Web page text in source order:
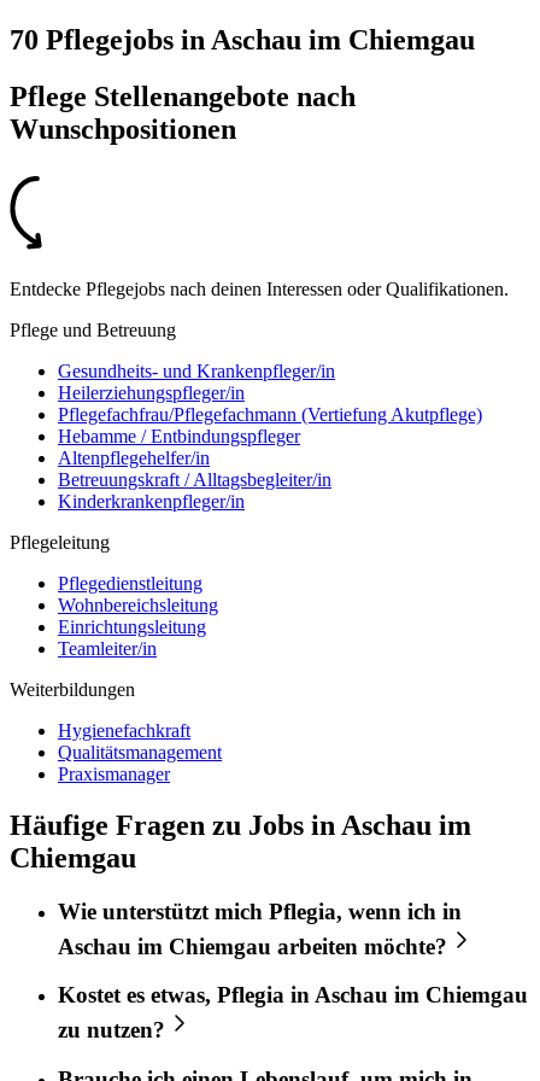
70 Pflegejobs in Aschau im Chiemgau
Pflege Stellenangebote nach
Wunschpositionen
Entdecke Pflegejobs nach deinen Interessen oder Qualifikationen.
Pflege und Betreuung
Gesundheits- und Krankenpfleger/in
Heilerziehungspfleger/in
Pflegefachfrau/Pflegefachmann (Vertiefung Akutpflege)
Hebamme / Entbindungspfleger
Altenpflegehelfer/in
Betreuungskraft / Alltagsbegleiter/in
Kinderkrankenpfleger/in
Pflegeleitung
Pflegedienstleitung
Wohnbereichsleitung
Einrichtungsleitung
Teamleiter/in
Weiterbildungen
Hygienefachkraft
Qualitätsmanagement
Praxismanager
Häufige Fragen zu Jobs in Aschau im
Chiemgau
Wie unterstützt mich Pflegia, wenn ich in
Aschau im Chiemgau arbeiten möchte?
Kostet es etwas, Pflegia inAschau im Chiemgau
zu nutzen?